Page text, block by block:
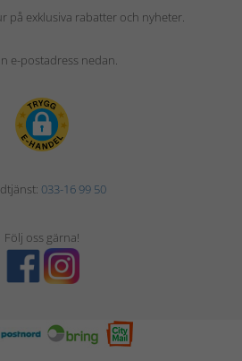
på exklusiva rabatter och nyheter.
e-postadress nedan.
033-16 99 50
Följ oss gärna!